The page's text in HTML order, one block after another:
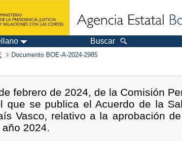
Buscar
Documento BOE-A-2024-2985
febrero de 2024, de la Comisión
que se publica el Acuerdo de la
Vasco, relativo a la aprobación
2024.